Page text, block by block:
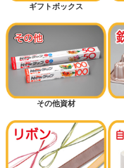
ミルクパン
シフォンケーキ
マフィン
半斤用サイズから探す
ギフトボックス
その他資材